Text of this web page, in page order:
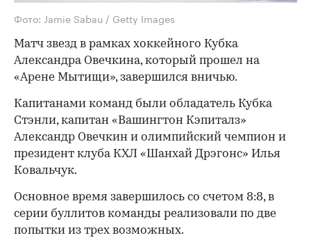
Фото: Jamie Sabau / Getty Images
Матч звезд в рамках хоккейного Кубка
Александра Овечкина, который прошел на
«Арене Мытищи», завершился вничью.
Капитанами команд были обладатель Кубка
Стэнли, капитан «Вашингтон Кэпиталз»
Александр Овечкин и олимпийский чемпион и
президент клуба КХЛ «Шанхай Дрэгонс» Илья
Ковальчук.
Основное время завершилось со счетом 8:8, в
серии буллитов команды реализовали по две
попытки из трех возможных.